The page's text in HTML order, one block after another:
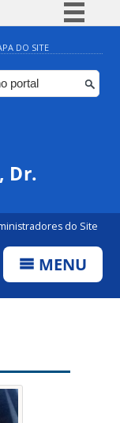
BR
Canais
DO SITE
Dr.
do Site
MENU